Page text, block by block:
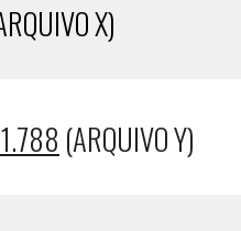
X)
(ARQUIVO Y)